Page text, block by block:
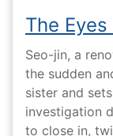
The
Seo-jin, a
the sudden
sister and
investigation
to close in,